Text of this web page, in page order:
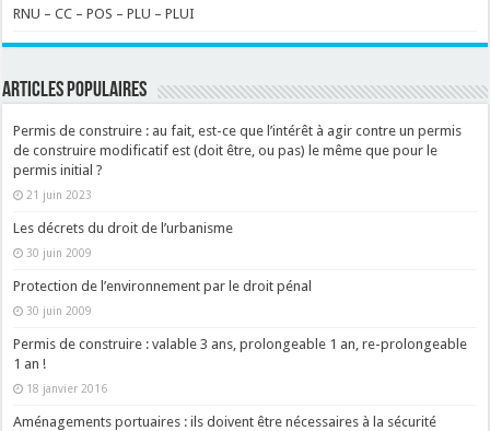
RNU – CC – POS – PLU – PLUI
ARTICLES POPULAIRES
Permis de construire : au fait, est-ce que l’intérêt à agir contre un permis
de construire modificatif est (doit être, ou pas) le même que pour le
permis initial ?
21 juin 2023
Les décrets du droit de l’urbanisme
30 juin 2009
Protection de l’environnement par le droit pénal
30 juin 2009
Permis de construire : valable 3 ans, prolongeable 1 an, re-prolongeable
1 an !
18 janvier 2016
Aménagements portuaires : ils doivent être nécessaires à la sécurité